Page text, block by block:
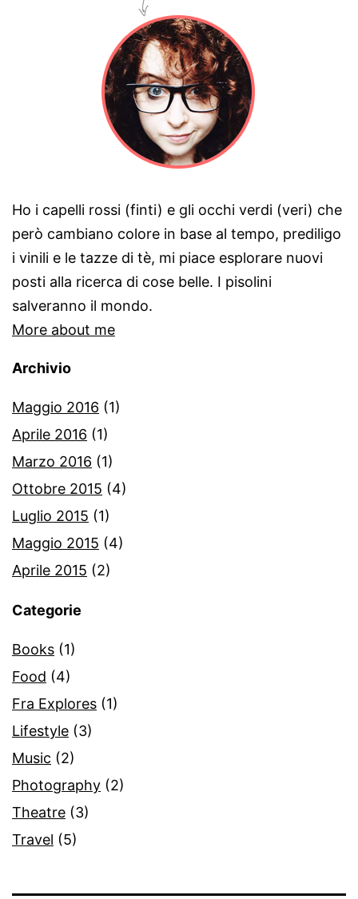
Ho i capelli rossi (finti) e gli occhi verdi (veri) che
però cambiano colore in base al tempo, prediligo
i vinili e le tazze di tè, mi piace esplorare nuovi
posti alla ricerca di cose belle. I pisolini
salveranno il mondo.
More about me
Archivio
Maggio 2016 (1)
Aprile 2016 (1)
Marzo 2016 (1)
Ottobre 2015 (4)
Luglio 2015 (1)
Maggio 2015 (4)
Aprile 2015 (2)
Categorie
Books (1)
Food (4)
Fra Explores (1)
Lifestyle (3)
Music (2)
Photography (2)
Theatre (3)
Travel (5)